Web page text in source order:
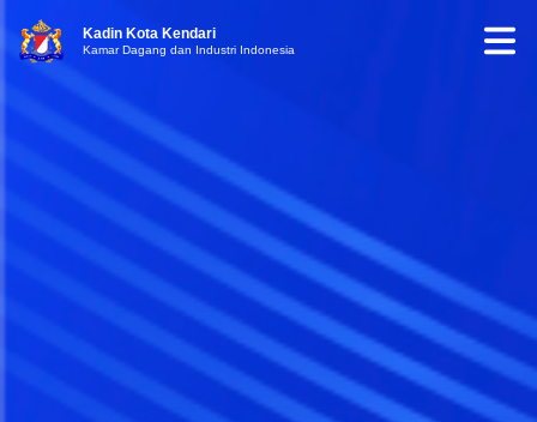
Kadin Kota Kendari
Kamar Dagang dan Industri Indonesia